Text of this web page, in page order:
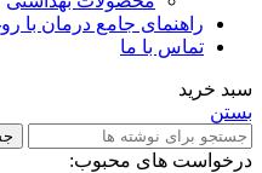
راهنمای جامع درمان با
تماس با ما
سبد خرید
بستن
درخواست های محبوب: